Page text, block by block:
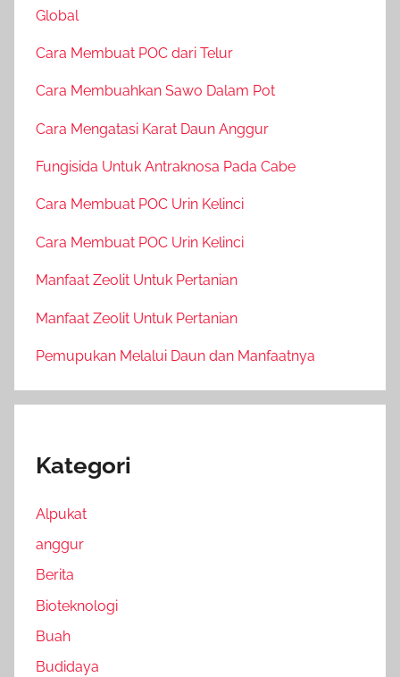
Global
Cara Membuat POC dari Telur
Cara Membuahkan Sawo Dalam Pot
Cara Mengatasi Karat Daun Anggur
Fungisida Untuk Antraknosa Pada Cabe
Cara Membuat POC Urin Kelinci
Cara Membuat POC Urin Kelinci
Manfaat Zeolit Untuk Pertanian
Manfaat Zeolit Untuk Pertanian
Pemupukan Melalui Daun dan Manfaatnya
Kategori
Alpukat
anggur
Berita
Bioteknologi
Buah
Budidaya